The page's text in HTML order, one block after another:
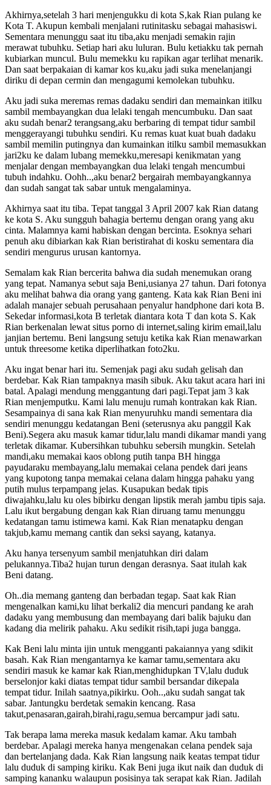
Akhirnya,setelah 3 hari menjengukku di kota S,kak Rian pulang ke
Kota T. Akupun kembali menjalani rutinitasku sebagai mahasiswi.
Sementara menunggu saat itu tiba,aku menjadi semakin rajin
merawat tubuhku. Setiap hari aku luluran. Bulu ketiakku tak pernah
kubiarkan muncul. Bulu memekku ku rapikan agar terlihat menarik.
Dan saat berpakaian di kamar kos ku,aku jadi suka menelanjangi
diriku di depan cermin dan mengagumi kemolekan tubuhku.
Aku jadi suka meremas remas dadaku sendiri dan memainkan itilku
sambil membayangkan dua lelaki tengah mencumbuku. Dan saat
aku sudah benar2 terangsang,aku berbaring di tempat tidur sambil
menggerayangi tubuhku sendiri. Ku remas kuat kuat buah dadaku
sambil memilin putingnya dan kumainkan itilku sambil memasukkan
jari2ku ke dalam lubang memekku,meresapi kenikmatan yang
menjalar dengan membayangkan dua lelaki tengah mencumbui
tubuh indahku. Oohh..,aku benar2 bergairah membayangkannya
dan sudah sangat tak sabar untuk mengalaminya.
Akhirnya saat itu tiba. Tepat tanggal 3 April 2007 kak Rian datang
ke kota S. Aku sungguh bahagia bertemu dengan orang yang aku
cinta. Malamnya kami habiskan dengan bercinta. Esoknya sehari
penuh aku dibiarkan kak Rian beristirahat di kosku sementara dia
sendiri mengurus urusan kantornya.
Semalam kak Rian bercerita bahwa dia sudah menemukan orang
yang tepat. Namanya sebut saja Beni,usianya 27 tahun. Dari fotonya
aku melihat bahwa dia orang yang ganteng. Kata kak Rian Beni ini
adalah manajer sebuah perusahaan penyalur handphone dari kota B.
Sekedar informasi,kota B terletak diantara kota T dan kota S. Kak
Rian berkenalan lewat situs porno di internet,saling kirim email,lalu
janjian bertemu. Beni langsung setuju ketika kak Rian menawarkan
untuk threesome ketika diperlihatkan foto2ku.
Aku ingat benar hari itu. Semenjak pagi aku sudah gelisah dan
berdebar. Kak Rian tampaknya masih sibuk. Aku takut acara hari ini
batal. Apalagi mendung menggantung dari pagi.Tepat jam 3 kak
Rian menjemputku. Kami lalu menuju rumah kontrakan kak Rian.
Sesampainya di sana kak Rian menyuruhku mandi sementara dia
sendiri menunggu kedatangan Beni (seterusnya aku panggil Kak
Beni).Segera aku masuk kamar tidur,lalu mandi dikamar mandi yang
terletak dikamar. Kubersihkan tubuhku sebersih mungkin. Setelah
mandi,aku memakai kaos oblong putih tanpa BH hingga
payudaraku membayang,lalu memakai celana pendek dari jeans
yang kupotong tanpa memakai celana dalam hingga pahaku yang
putih mulus terpampang jelas. Kusapukan bedak tipis
diwajahku,lalu ku oles bibirku dengan lipstik merah jambu tipis saja.
Lalu ikut bergabung dengan kak Rian diruang tamu menunggu
kedatangan tamu istimewa kami. Kak Rian menatapku dengan
takjub,kamu memang cantik dan seksi sayang, katanya.
Aku hanya tersenyum sambil menjatuhkan diri dalam
pelukannya.Tiba2 hujan turun dengan derasnya. Saat itulah kak
Beni datang.
Oh..dia memang ganteng dan berbadan tegap. Saat kak Rian
mengenalkan kami,ku lihat berkali2 dia mencuri pandang ke arah
dadaku yang membusung dan membayang dari balik bajuku dan
kadang dia melirik pahaku. Aku sedikit risih,tapi juga bangga.
Kak Beni lalu minta ijin untuk mengganti pakaiannya yang sdikit
basah. Kak Rian mengantarnya ke kamar tamu,sementara aku
sendiri masuk ke kamar kak Rian,menghidupkan TV,lalu duduk
berselonjor kaki diatas tempat tidur sambil bersandar dikepala
tempat tidur. Inilah saatnya,pikirku. Ooh..,aku sudah sangat tak
sabar. Jantungku berdetak semakin kencang. Rasa
takut,penasaran,gairah,birahi,ragu,semua bercampur jadi satu.
Tak berapa lama mereka masuk kedalam kamar. Aku tambah
berdebar. Apalagi mereka hanya mengenakan celana pendek saja
dan bertelanjang dada. Kak Rian langsung naik keatas tempat tidur
lalu duduk di samping kiriku. Kak Beni juga ikut naik dan duduk di
samping kananku walaupun posisinya tak serapat kak Rian. Jadilah